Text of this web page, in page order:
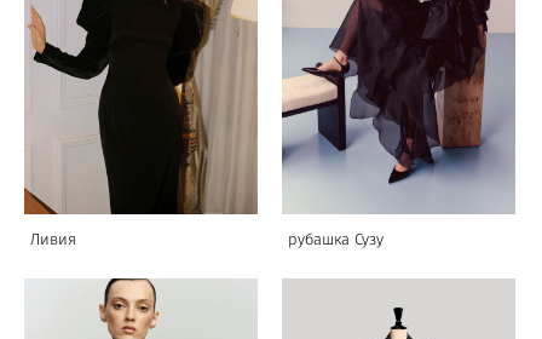
Ливия рубашка Сузу